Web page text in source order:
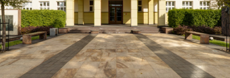
Muzeum Regionalne w Brzesku
Brzesko